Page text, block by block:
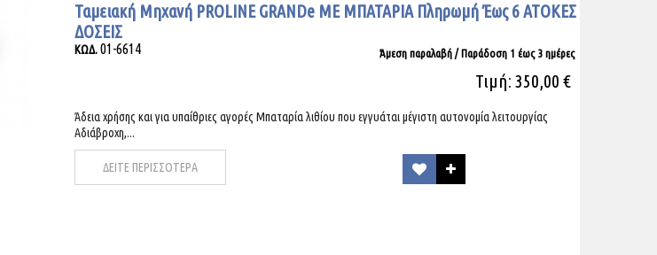
Ταμειακή Μηχανή PROLINE GRANDe ΜΕ ΜΠΑΤΑΡΙΑ Πληρωμή Έως 6 ΑΤΟΚΕΣ
ΔΟΣΕΙΣ
Άμεση παραλαβή / Παράδoση 1 έως 3 ημέρες
ΚΩΔ.01-6614
Τιμή: 350,00 €
Άδεια χρήσης και για υπαίθριες αγορές Μπαταρία λιθίου που εγγυάται μέγιστη αυτονομία λειτουργίας
Αδιάβροχη,...
ΔΕΙΤΕ ΠΕΡΙΣΣΟΤΕΡΑ